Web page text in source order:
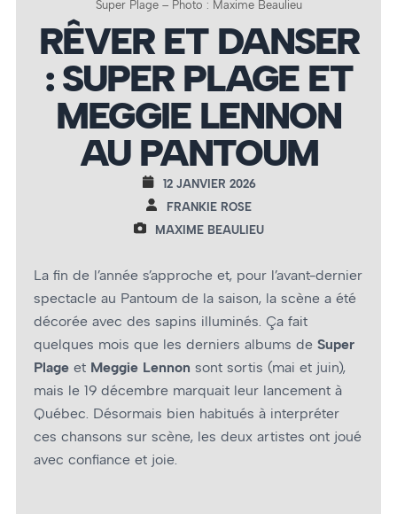
Super Plage – Photo : Maxime Beaulieu
RÊVER ET DANSER
: SUPER PLAGE ET
MEGGIE LENNON
AU PANTOUM
12 JANVIER 2026
FRANKIE ROSE
MAXIME BEAULIEU
La fin de l’année s’approche et, pour l’avant-dernier
spectacle au Pantoum de la saison, la scène a été
décorée avec des sapins illuminés. Ça fait
quelques mois que les derniers albums de Super
Plage et Meggie Lennon sont sortis (mai et juin),
mais le 19 décembre marquait leur lancement à
Québec. Désormais bien habitués à interpréter
ces chansons sur scène, les deux artistes ont joué
avec confiance et joie.